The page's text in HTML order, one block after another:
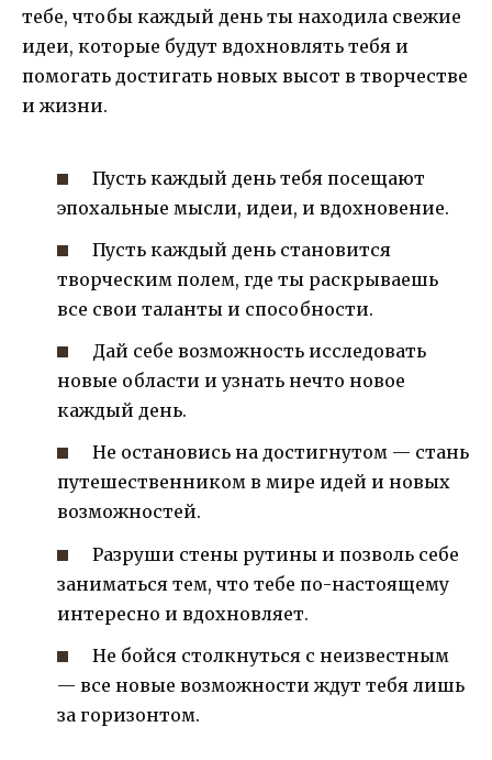
тебе, чтобы каждый день ты находила свежие
идеи, которые будут вдохновлять тебя и
помогать достигать новых высот в творчестве
и жизни.
Пусть каждый день тебя посещают
эпохальные мысли, идеи, и вдохновение.
Пусть каждый день становится
творческим полем, где ты раскрываешь
все свои таланты и способности.
Дай себе возможность исследовать
новые области и узнать нечто новое
каждый день.
Не остановись на достигнутом — стань
путешественником в мире идей и новых
возможностей.
Разруши стены рутины и позволь себе
заниматься тем, что тебе по-настоящему
интересно и вдохновляет.
Не бойся столкнуться с неизвестным
— все новые возможности ждут тебя лишь
за горизонтом.